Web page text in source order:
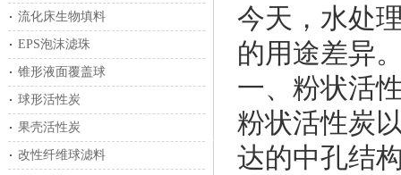
流化床生物填料
EPS泡沫滤珠
锥形液面覆盖球
球形活性炭
果壳活性炭
改性纤维球滤料
今天，水处
的用途差异
一、粉状活
粉状活性炭
达的中孔结